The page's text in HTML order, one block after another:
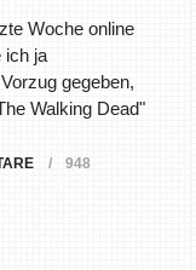
Woche online
ich ja
gegeben,
Walking Dead"
948